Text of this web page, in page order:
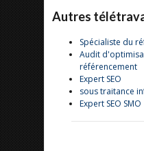
Autres
Spécialiste du
Audit
référencement
Expert SEO
sous traitance
Expert SEO SMO